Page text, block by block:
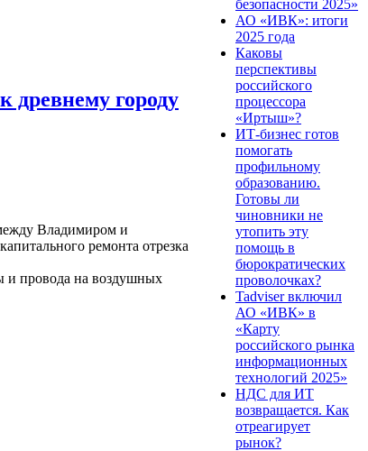
древнему городу
Владимиром и
ремонта отрезка
и провода на воздушных
безопасности 2025»
АО «ИВК»: итоги
2025 года
Каковы
перспективы
российского
процессора
«Иртыш»?
ИТ-бизнес готов
помогать
профильному
образованию.
Готовы ли
чиновники не
утопить эту
помощь в
бюрократических
проволочках?
Tadviser включил
АО «ИВК» в
«Карту
российского рынка
информационных
технологий 2025»
НДС для ИТ
возвращается. Как
отреагирует
рынок?